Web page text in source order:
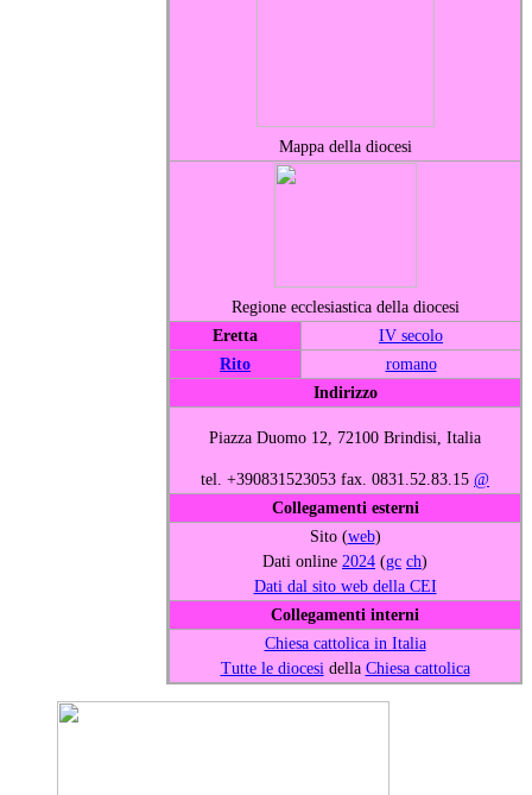
Mappa della diocesi
Regione ecclesiastica della diocesi
Eretta
IV secolo
Rito
romano
Indirizzo
Piazza Duomo 12, 72100 Brindisi, Italia
tel. +390831523053 fax. 0831.52.83.15 @
Collegamenti esterni
Sito (web)
Dati online 2024 (gc ch)
Dati dal sito web della CEI
Collegamenti interni
Chiesa cattolica in Italia
Tutte le diocesi della Chiesa cattolica